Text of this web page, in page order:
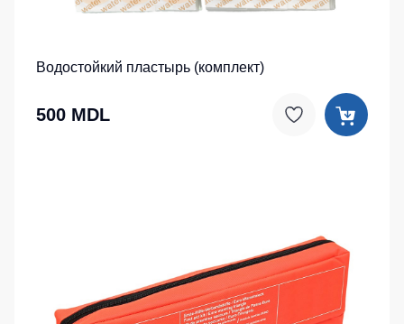
Водостойкий пластырь (комплект)
500 MDL